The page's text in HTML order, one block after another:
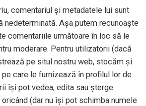
comentariul și metadatele lui sunt
nedeterminată. Așa putem recunoaște
comentariile următoare în loc să le
moderare. Pentru utilizatorii (dacă
pe situl nostru web, stocăm și
care le furnizează în profilul lor de
își pot vedea, edita sau șterge
(dar nu își pot schimba numele